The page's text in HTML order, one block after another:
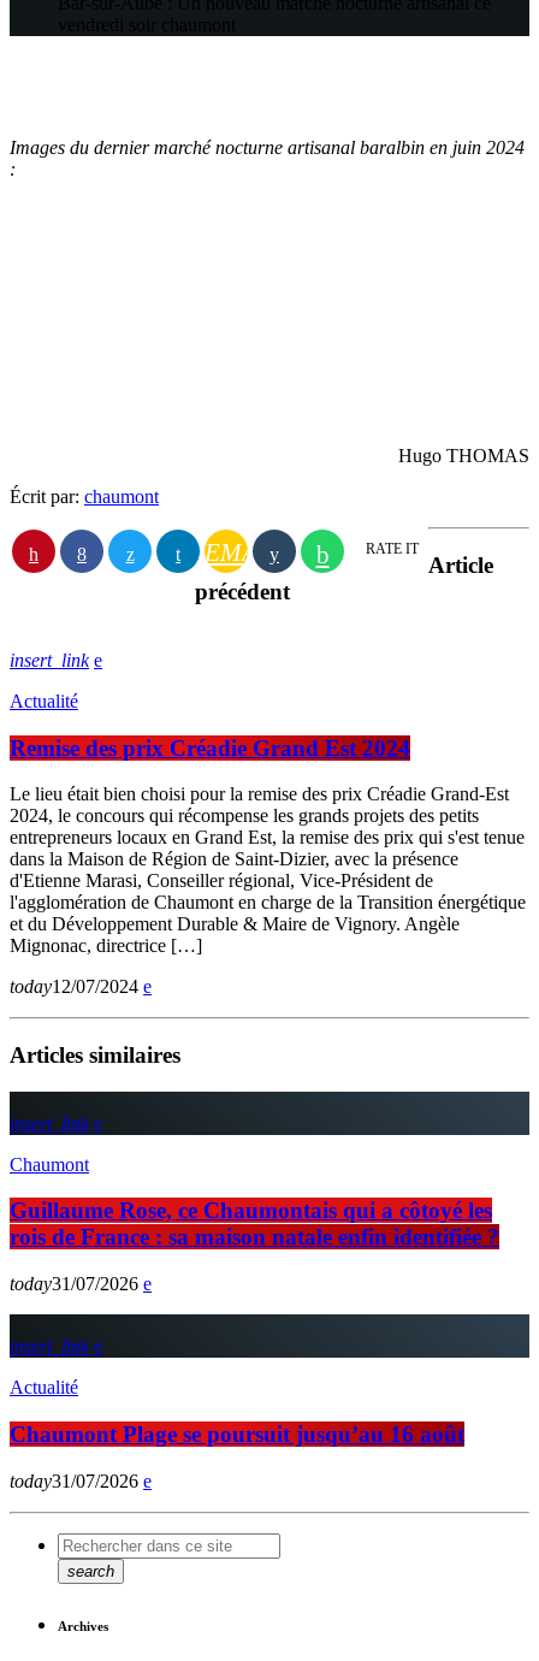
vendredi soir
chaumont
Images du dernier marché nocturne artisanal baralbin en juin 2024
:
Hugo THOMAS
Écrit par: chaumont
EMAIL RATE IT
Article
précédent
insert_link
Actualité
Remise des prix Créadie Grand Est 2024
Le lieu était bien choisi pour la remise des prix Créadie Grand-Est
2024, le concours qui récompense les grands projets des petits
entrepreneurs locaux en Grand Est, la remise des prix qui s'est tenue
dans la Maison de Région de Saint-Dizier, avec la présence
d'Etienne Marasi, Conseiller régional, Vice-Président de
l'agglomération de Chaumont en charge de la Transition énergétique
et du Développement Durable & Maire de Vignory. Angèle
Mignonac, directrice […]
today12/07/2024
Articles similaires
insert_link
Chaumont
Guillaume Rose, ce Chaumontais qui a côtoyé les
rois de France : sa maison natale enfin identifiée ?
today31/07/2026
insert_link
Actualité
Chaumont Plage se poursuit jusqu’au 16 août
today31/07/2026
search
Archives